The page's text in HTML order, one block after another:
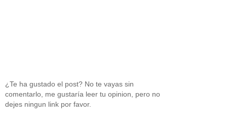
¿Te ha gustado el post? No te vayas sin
comentarlo, me gustaría leer tu opinion, pero no
dejes ningun link por favor.